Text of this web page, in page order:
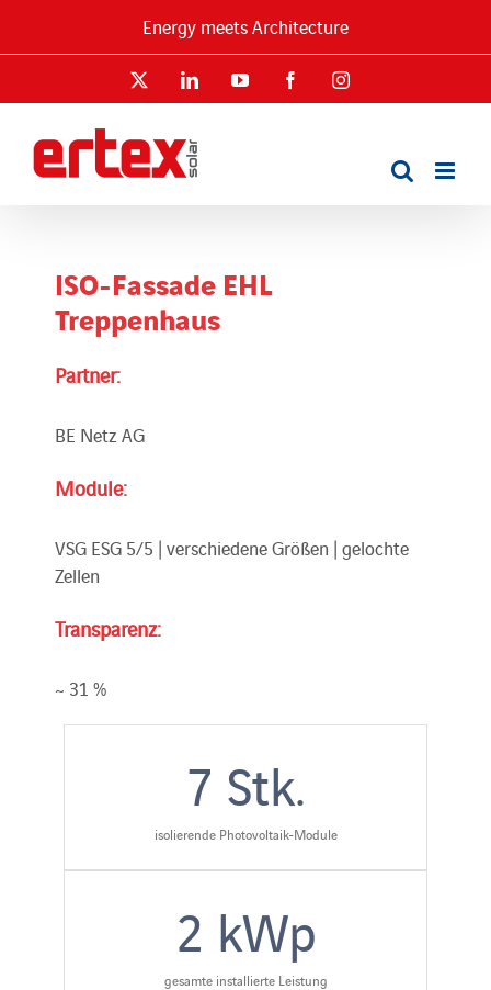
Energy meets Architecture
LinkedInYouTube FacebookInstagram
ISO-Fassade EHL
Treppenhaus
Partner:
BE Netz AG
Module:
VSG ESG 5/5 | verschiedene Größen | gelochte
Zellen
Transparenz:
~ 31 %
7 Stk.
isolierende Photovoltaik-Module
2 kWp
gesamte installierte Leistung